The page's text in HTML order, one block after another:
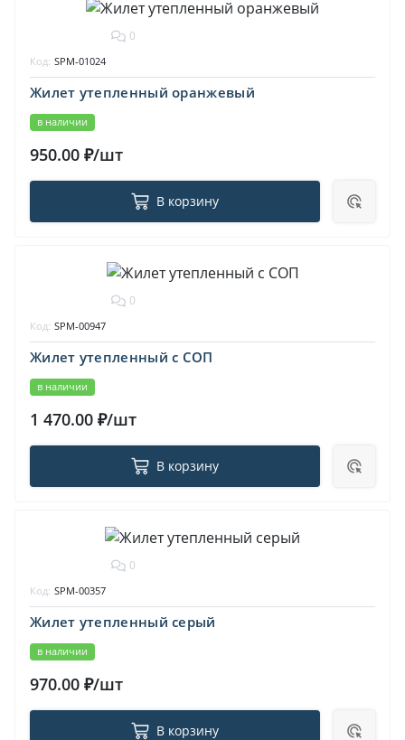
0
Жилет утепленный оранжевый
в наличии
Код: SPM-01024
950.00 ₽/шт
В корзину
0
Жилет утепленный с СОП
в наличии
Код: SPM-00947
1 470.00 ₽/шт
В корзину
0
Жилет утепленный серый
в наличии
Код: SPM-00357
970.00 ₽/шт
В корзину